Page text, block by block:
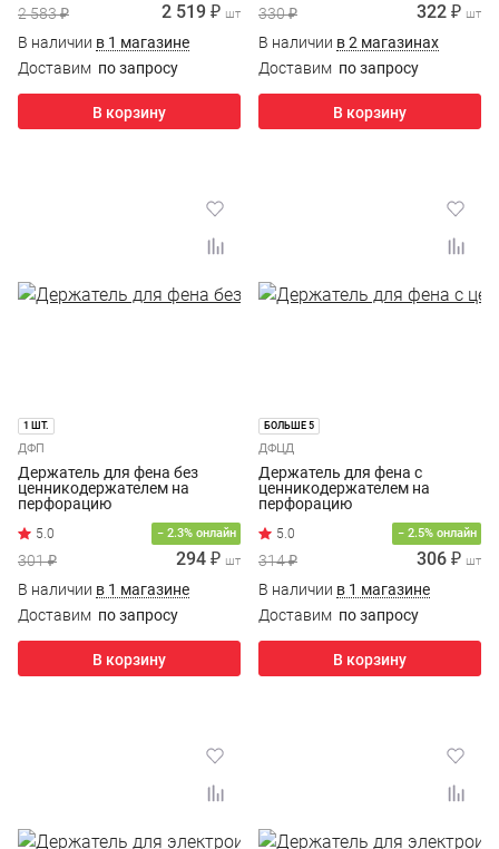
2 583 ₽ 2 519 ₽ шт
В наличии в 1 магазине
Доставим по запросу
В корзину
330 ₽ 322 ₽ шт
В наличии в 2 магазинах
Доставим по запросу
В корзину
1 ШТ.
ДФП
Держатель для фена без
ценникодержателем на
перфорацию
− 2.3% онлайн
301 ₽ 294 ₽ шт
В наличии в 1 магазине
Доставим по запросу
В корзину
БОЛЬШЕ 5
ДФЦД
Держатель для фена с
ценникодержателем на
перфорацию
− 2.5% онлайн
314 ₽ 306 ₽ шт
В наличии в 1 магазине
Доставим по запросу
В корзину